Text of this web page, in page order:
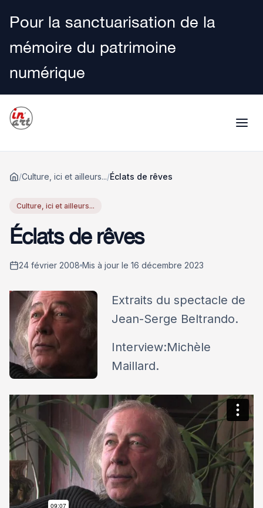
Pour la sanctuarisation de la
mémoire du patrimoine
numérique
/Culture, ici et ailleurs.../Éclats de rêves
Culture, ici et ailleurs...
Éclats de rêves
24 février 2008 Mis à jour le 16 décembre 2023
Extraits du spectacle de
Jean-Serge Beltrando.
Interview:Michèle
Maillard.